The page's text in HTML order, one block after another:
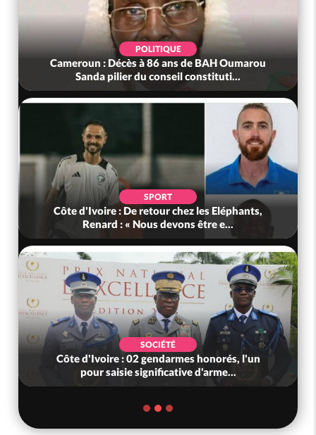
POLITIQUE
Cameroun : Décès à 86 ans de BAH Oumarou
Sanda pilier du conseil constituti...
SPORT
Côte d'Ivoire : De retour chez les Eléphants,
Renard : « Nous devons être e...
SOCIÉTÉ
Côte d'Ivoire : 02 gendarmes honorés, l'un
pour saisie significative d'arme...